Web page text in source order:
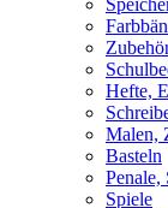
Hefte,
Malen,
Basteln
Penale,
Spiele